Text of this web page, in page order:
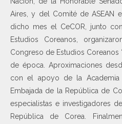
Aires, y del Comité de ASEAN
dicho mes el CeCOR, junto
Estudios Coreanos,
Congreso de Estudios Coreanos
de época. Aproximaciones
con el apoyo de la
Embajada de la República de
especialistas e investigadores
República de Corea.